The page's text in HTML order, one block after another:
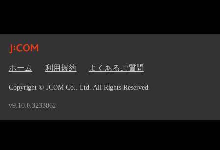
ホーム 利用規約 よくあるご質問
Copyright © JCOM Co., Ltd. All Rights Reserved.
v9.10.0.3233062